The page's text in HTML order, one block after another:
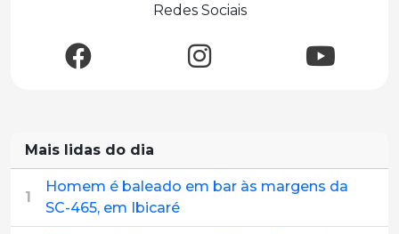
Redes Sociais
Mais lidas do dia
1
Homem é baleado em bar às margens da
SC-465, em Ibicaré